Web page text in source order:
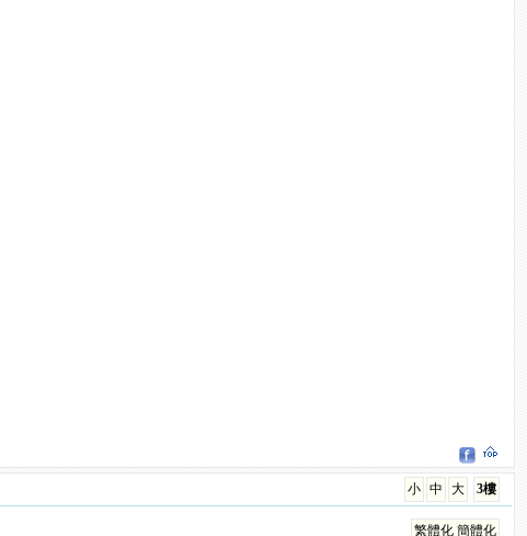
3樓
大
中
小
繁體化 簡體化